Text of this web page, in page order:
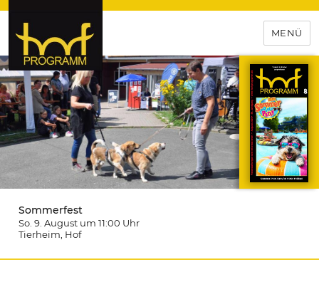
hof-programm – das
Veranstaltungsportal für
Hochfranken
MENÜ
Sommerfest
So. 9. August um 11:00 Uhr
Tierheim , Hof